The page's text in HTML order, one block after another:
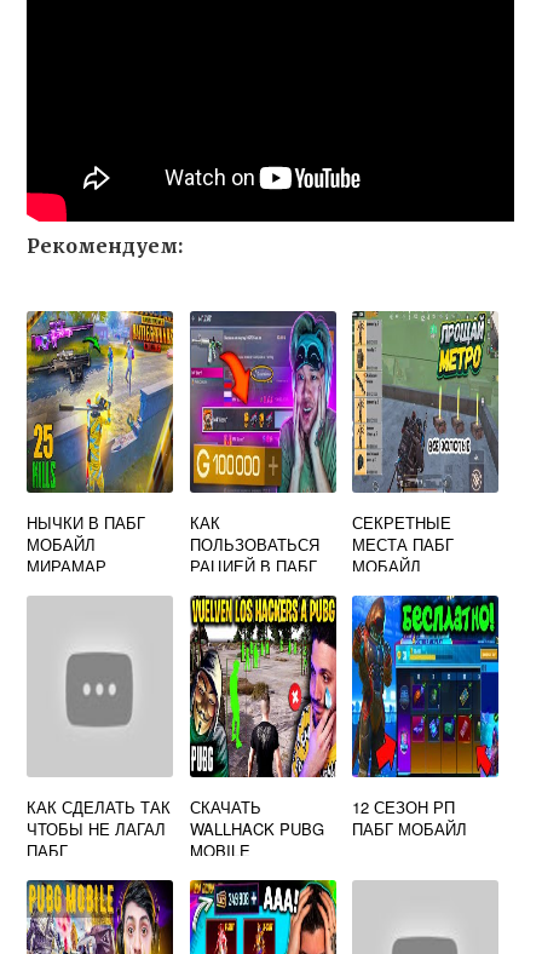
Рекомендуем:
НЫЧКИ В ПАБГ
МОБАЙЛ
МИРАМАР
КАК
ПОЛЬЗОВАТЬСЯ
РАЦИЕЙ В ПАБГ
СЕКРЕТНЫЕ
МЕСТА ПАБГ
МОБАЙЛ
КАК СДЕЛАТЬ ТАК
ЧТОБЫ НЕ ЛАГАЛ
ПАБГ
СКАЧАТЬ
WALLHACK PUBG
MOBILE
12 СЕЗОН РП
ПАБГ МОБАЙЛ